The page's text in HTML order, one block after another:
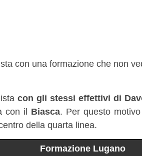
con una formazione che non
con gli stessi effettivi di
con il Biasca. Per questo motivo
della quarta linea.
Formazione Lugano